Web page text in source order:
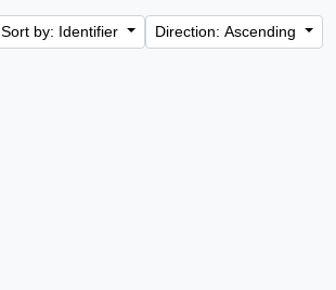
Sort by: Identifier Direction: Ascending